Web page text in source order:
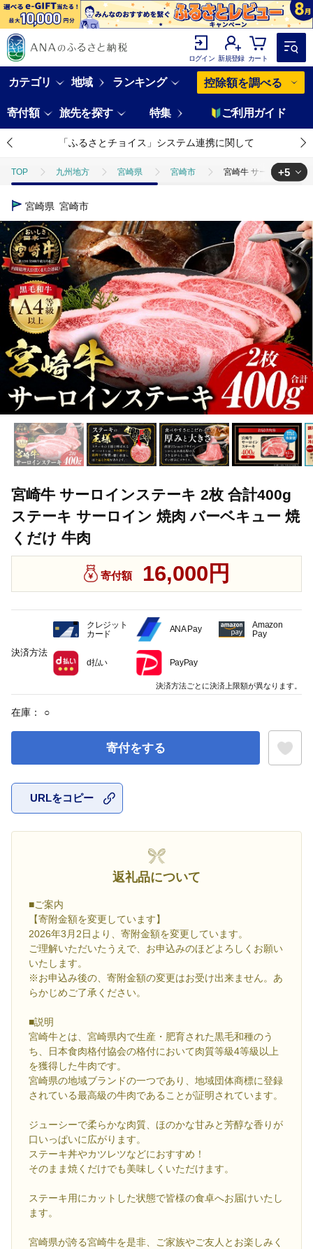
ログイン 新規登録 カート
カテゴリ 地域 ランキング 控除額を調べる
寄付額 旅先を探す 特集 ご利用ガイド
「ふるさとチョイス」システム連携に関して
TOP 九州地方 宮崎県 宮崎市 宮崎牛 サーロインステ
TOP
TOP 肉 牛肉 宮崎牛 サーロインステーキ 2枚 合計400g ス
TOP 肉 牛肉 宮崎牛 宮崎牛 サーロインステーキ 2枚
TOP 肉 牛肉 ステーキ(牛肉) 宮崎牛 サーロインステ
TOP 肉 牛肉 焼肉(牛肉) 宮崎牛 サーロインステーキ
+5
宮崎県 宮崎市
宮崎牛 サーロインステーキ 2枚 合計400g
ステーキ サーロイン 焼肉 バーベキュー 焼
くだけ 牛肉
寄付額 16,000円
在庫： ○
寄付をする
URLをコピー
返礼品について
■ご案内
【寄附金額を変更しています】
2026年3月2日より、寄附金額を変更しています。
ご理解いただいたうえで、お申込みのほどよろしくお願い
いたします。
※お申込み後の、寄附金額の変更はお受け出来ません。あ
らかじめご了承ください。
■説明
宮崎牛とは、宮崎県内で生産・肥育された黒毛和種のう
ち、日本食肉格付協会の格付において肉質等級4等級以上
を獲得した牛肉です。
宮崎県の地域ブランドの一つであり、地域団体商標に登録
されている最高級の牛肉であることが証明されています。
ジューシーで柔らかな肉質、ほのかな甘みと芳醇な香りが
口いっぱいに広がります。
ステーキ丼やカツレツなどにおすすめ！
そのまま焼くだけでも美味しくいただけます。
ステーキ用にカットした状態で皆様の食卓へお届けいたし
ます。
宮崎県が誇る宮崎牛を是非、ご家族やご友人とお楽しみく
決済方法
クレジット
カード
ANA Pay
Amazon
Pay
d払い PayPay
決済方法ごとに決済上限額が異なります。